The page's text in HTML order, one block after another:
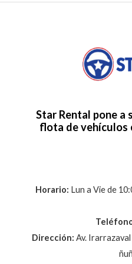
Star Rental pone a
flota de vehículos
Horario: Lun a Vie de
Dirección: Av.